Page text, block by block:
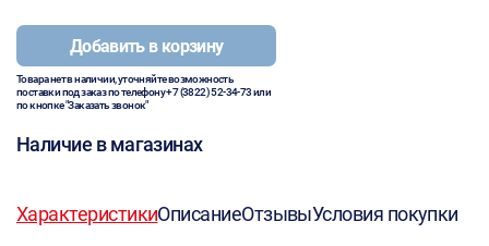
Добавить в корзину
Товара нет в наличии, уточняйте возможность
поставки под заказ по телефону+7 (3822) 52-34-73или
по кнопке "Заказать звонок"
Наличие в магазинах
ХарактеристикиОписаниеОтзывыУсловия покупки